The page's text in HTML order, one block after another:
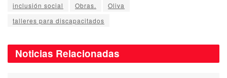
inclusión social
Obras.
Oliva
talleres para discapacitados
Noticias Relacionadas